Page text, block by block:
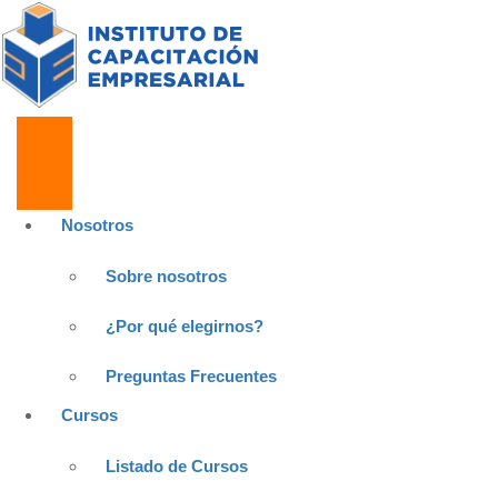
Nosotros
Sobre nosotros
¿Por qué elegirnos?
Preguntas Frecuentes
Cursos
Listado de Cursos